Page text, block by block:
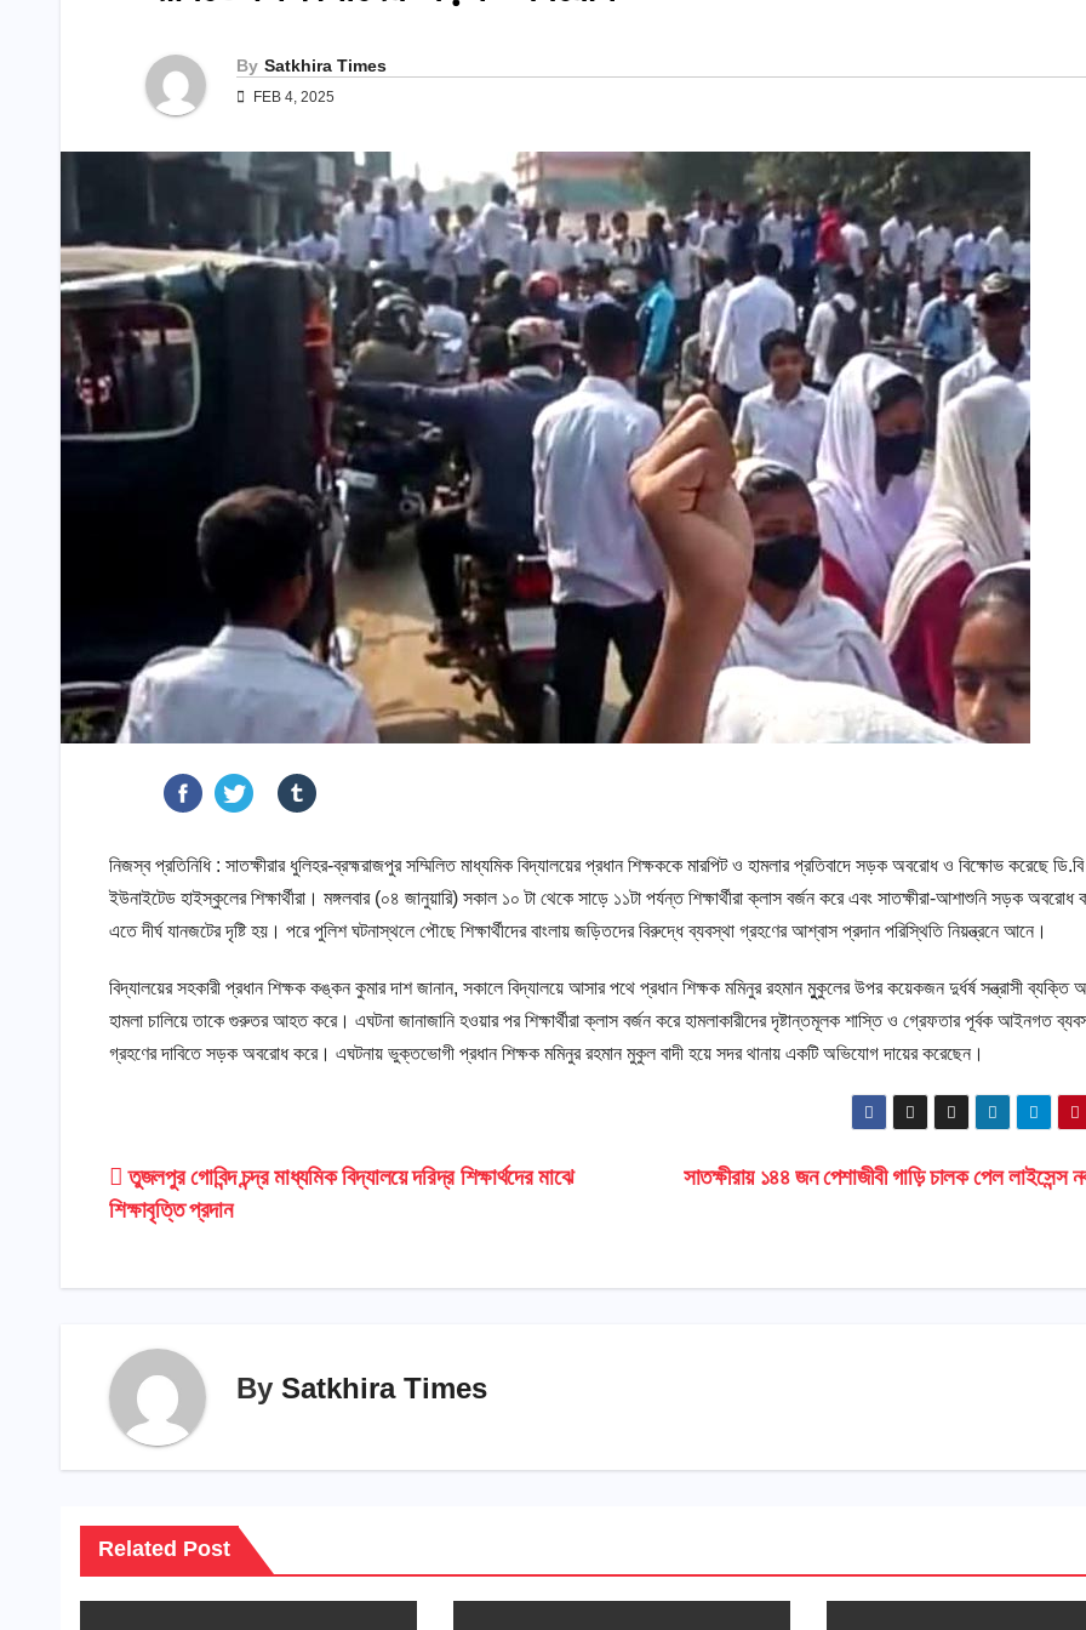
By Satkhira Times
FEB 4, 2025
নিজস্ব প্রতিনিধি : সাতক্ষীরার ধুলিহর-ব্রহ্মরাজপুর সম্মিলিত মাধ্যমিক বিদ্যালয়ের প্রধান শিক্ষককে মারপিট ও হামলার প্রতিবাদে সড়ক অবরোধ ও বিক্ষোভ করেছে ডি.বি
ইউনাইটেড হাইস্কুলের শিক্ষার্থীরা। মঙ্গলবার (০৪ জানুয়ারি) সকাল ১০ টা থেকে সাড়ে ১১টা পর্যন্ত শিক্ষার্থীরা ক্লাস বর্জন করে এবং সাতক্ষীরা-আশাশুনি সড়ক অবরোধ
এতে দীর্ঘ যানজটের দৃষ্টি হয়। পরে পুলিশ ঘটনাস্থলে পৌছে শিক্ষার্থীদের বাংলায় জড়িতদের বিরুদ্ধে ব্যবস্থা গ্রহণের আশ্বাস প্রদান পরিস্থিতি নিয়ন্ত্রনে আনে।
বিদ্যালয়ের সহকারী প্রধান শিক্ষক কঙ্কন কুমার দাশ জানান, সকালে বিদ্যালয়ে আসার পথে প্রধান শিক্ষক মমিনুর রহমান মুুকুলের উপর কয়েকজন দুর্ধর্ষ সন্ত্রাসী ব্যক্তি
হামলা চালিয়ে তাকে গুরুতর আহত করে। এঘটনা জানাজানি হওয়ার পর শিক্ষার্থীরা ক্লাস বর্জন করে হামলাকারীদের দৃষ্টান্তমূলক শাস্তি ও গ্রেফতার পূর্বক আইনগত
গ্রহণের দাবিতে সড়ক অবরোধ করে। এঘটনায় ভুক্তভোগী প্রধান শিক্ষক মমিনুর রহমান মুকুল বাদী হয়ে সদর থানায় একটি অভিযোগ দায়ের করেছেন।
Post
navigation
সাতক্ষীরায় ১৪৪ জন পেশাজীবী গাড়ি চালক পেল লাইসেন্স
তুজলপুর গোবিন্দ চন্দ্র মাধ্যমিক বিদ্যালয়ে দরিদ্র শিক্ষার্থদের মাঝে
শিক্ষাবৃত্তি প্রদান
By Satkhira Times
Related Post